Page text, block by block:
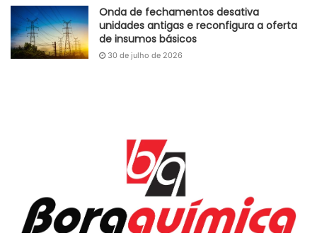
Etiquetas Europa Gás gás natural inverno
Onda de fechamentos desativa
unidades antigas e reconfigura a oferta
de insumos básicos
30 de julho de 2026